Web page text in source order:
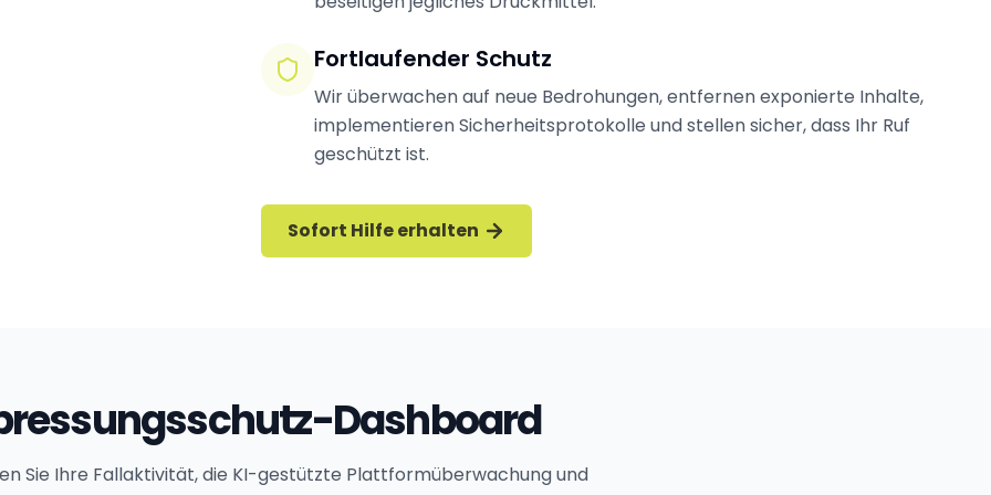
Fortlaufender Schutz
Wir überwachen auf neue Bedrohungen, entfernen exponierte Inhalte,
implementieren Sicherheitsprotokolle und stellen sicher, dass Ihr Ruf
geschützt ist.
Sofort Hilfe erhalten
Dashboard
Sie Ihre Fallaktivität, die KI-gestützte Plattformüberwachung und